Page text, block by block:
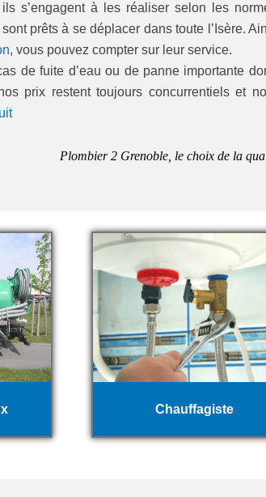
s’engagent à les réaliser selon les
prêts à se déplacer dans toute l’Isère.
, vous pouvez compter sur leur service.
de fuite d’eau ou de panne importante
prix restent toujours concurrentiels et
Plombier 2 Grenoble, le choix de la
Chauffagiste